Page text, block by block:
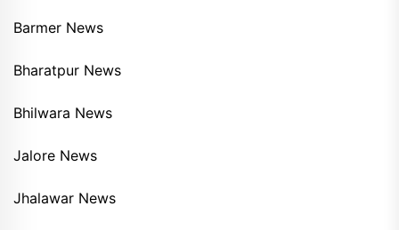
Barmer News
Bharatpur News
Bhilwara News
Jalore News
Jhalawar News